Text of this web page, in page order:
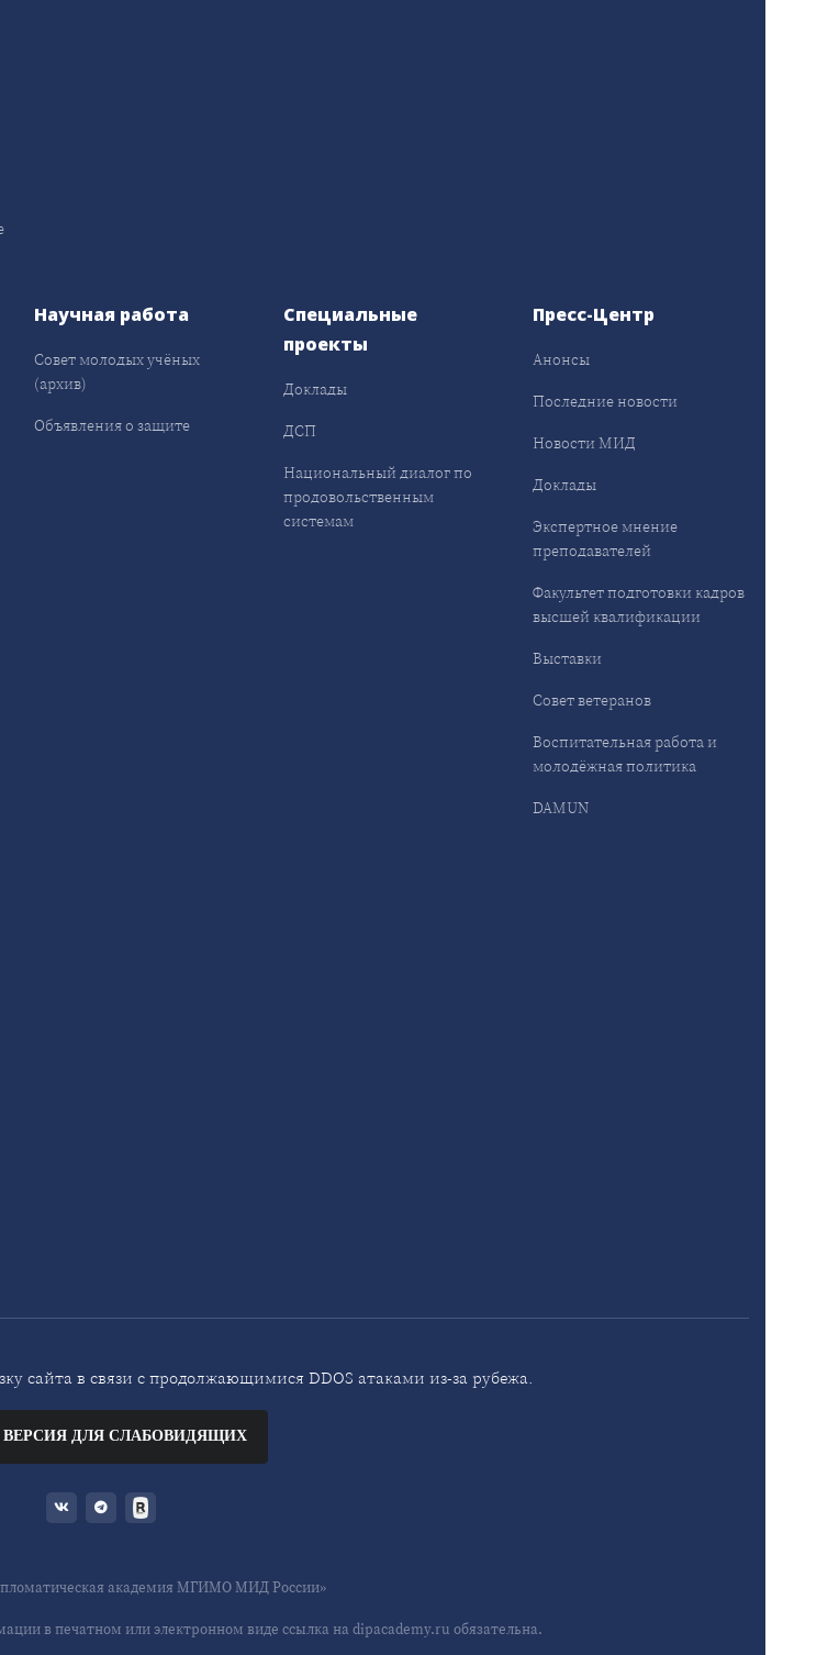
Научная работа
Совет молодых учёных
(архив)
Объявления о защите
Специальные
проекты
Доклады
ДСП
Национальный диалог по
продовольственным
системам
Пресс-Центр
Анонсы
Последние новости
Новости МИД
Доклады
Экспертное мнение
преподавателей
Факультет подготовки кадров
высшей квалификации
Выставки
Совет ветеранов
Воспитательная работа и
молодёжная политика
DAMUN
сайта в связи с продолжающимися DDOS атаками из-за рубежа.
ВЕРСИЯ ДЛЯ СЛАБОВИДЯЩИХ
академия МГИМО МИД России»
в печатном или электронном виде ссылка на dipacademy.ru обязательна.